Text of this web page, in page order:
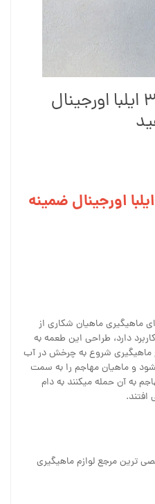
لانسه ماهیگیری سایز ۳ ایلبا اورجینال
لانسه ماهیگیری سایز ۳ ایلبا اورجینال ضمینه
ماهیگیری ماهیان شکاری از
دارد، طراحی این طعمه به
ماهیگیری شروع به چرخش در آب
و ماهیان مهاجم را به سمت
به آن حمله میکنند به دام
ترین مرجع لوازم ماهیگیری